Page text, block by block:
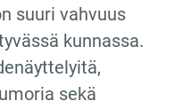
suuri vahvuus
kunnassa.
sekä